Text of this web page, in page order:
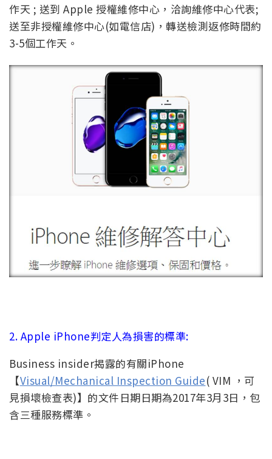
作天 ; 送到 Apple 授權維修中心，洽詢維修中心代表;
送至非授權維修中心(如電信店)，轉送檢測返修時間約
3-5個工作天。
2. Apple iPhone判定人為損害的標準:
Business insider揭露的有關iPhone
【Visual/Mechanical Inspection Guide( VIM ，可
見損壞檢查表)】的文件日期日期為2017年3月3日，包
含三種服務標準。